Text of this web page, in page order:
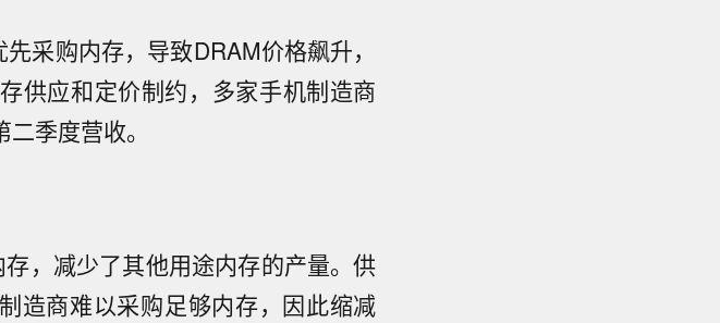
采购内存，导致DRAM价格飙升，
供应和定价制约，多家手机制造商
季度营收。
，减少了其他用途内存的产量。供
造商难以采购足够内存，因此缩减